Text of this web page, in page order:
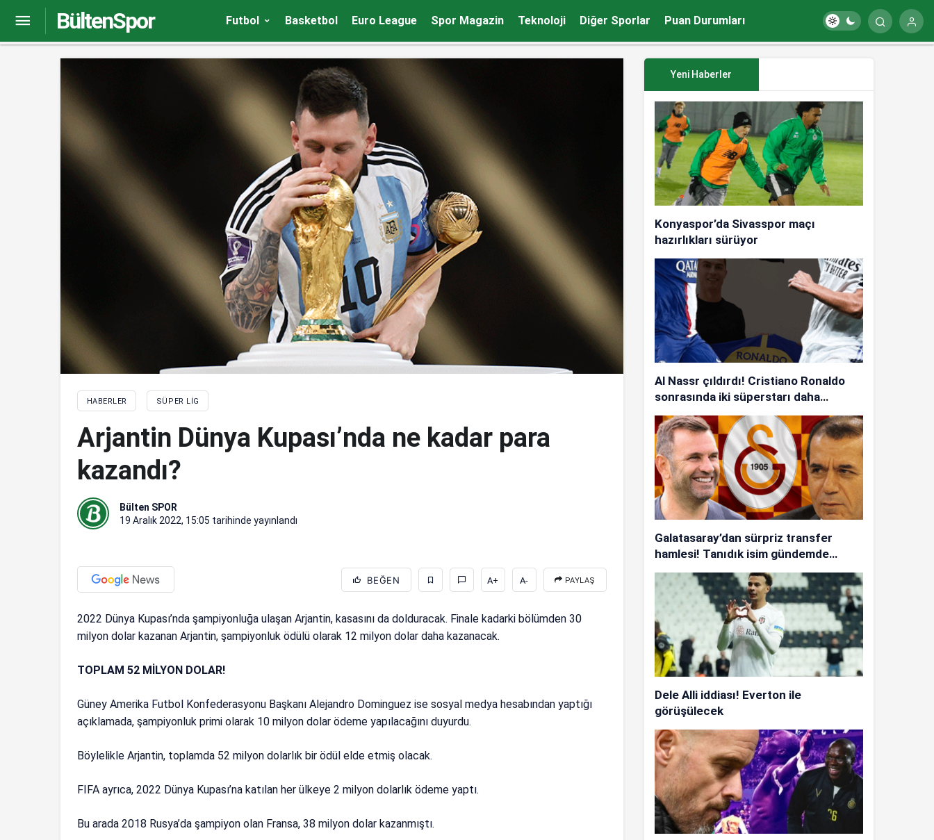
BültenSpor Futbol Basketbol Euro League Spor Magazin Teknoloji Diğer Sporlar Puan Durumları
HABERLER SÜPER LIG
Arjantin Dünya Kupası’nda ne kadar para
kazandı?
Bülten SPOR
19 Aralık 2022, 15:05 tarihinde yayınlandı
BEĞEN A+ A- PAYLAŞ
2022 Dünya Kupası’nda şampiyonluğa ulaşan Arjantin, kasasını da dolduracak. Finale kadarki bölümden 30
milyon dolar kazanan Arjantin, şampiyonluk ödülü olarak 12 milyon dolar daha kazanacak.
TOPLAM 52 MİLYON DOLAR!
Güney Amerika Futbol Konfederasyonu Başkanı Alejandro Dominguez ise sosyal medya hesabından yaptığı
açıklamada, şampiyonluk primi olarak 10 milyon dolar ödeme yapılacağını duyurdu.
Böylelikle Arjantin, toplamda 52 milyon dolarlık bir ödül elde etmiş olacak.
FIFA ayrıca, 2022 Dünya Kupası’na katılan her ülkeye 2 milyon dolarlık ödeme yaptı.
Bu arada 2018 Rusya’da şampiyon olan Fransa, 38 milyon dolar kazanmıştı.
Yeni Haberler
Konyaspor’da Sivasspor maçı
hazırlıkları sürüyor
Al Nassr çıldırdı! Cristiano Ronaldo
sonrasında iki süperstarı daha
istiyorlar…
Galatasaray’dan sürpriz transfer
hamlesi! Tanıdık isim gündemde…
Dele Alli iddiası! Everton ile
görüşülecek
Galatasaray’da İstanbulspor maçının ilk 11’i şekilleniyor